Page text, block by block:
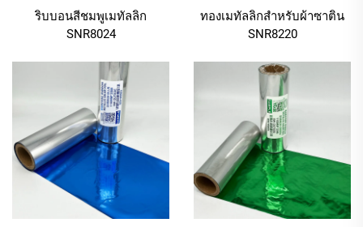
โดยพื้นฐาน ริบบิ้นสีเมทัลลิกมีพื้นผิวแวววาวเป็นประกาย
ความหรูหราได้ทันที ต่างจากริบบิ้นแบบด้าน ริบบิ้นชนิดนี้
สะท้อนแสงได้ดี เน้นให้โลโก้ ข้อความ หรือดีไซน์เด่นชัด
ยิ่งขึ้น ความโดดเด่นนี้แสดงออกมาได้อย่างชัดเจนในการ
ใช้งานระดับพรีเมียม เช่น กล่องของขวัญหรู บรรจุภัณฑ์
เครื่องสำอาง หรือฉลากผลิตภัณฑ์รุ่นจำกัดจำนวน ริบบิ้น
สีเมทัลลิกสามารถเปลี่ยนสิ่งของธรรมดาให้กลายเป็นชิ้น
งานที่สะดุดตาและสื่อถึงคุณภาพได้ ไม่ว่าจะเป็นโลโก้
ริบบอนสีชมพูเมทัลลิก
SNR8024
ทองเมทัลลิกสำหรับผ้าซาติน
SNR8220